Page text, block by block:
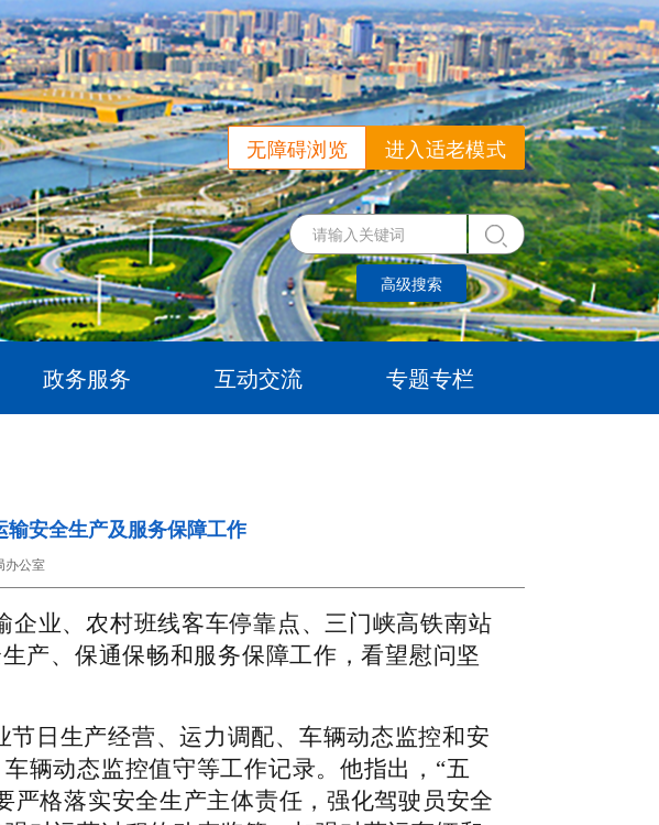
无障碍浏览 进入适老模式
高级搜索
政务服务 互动交流 专题专栏
安全生产及服务保障工作
办公室
业、农村班线客车停靠点、三门峡高铁南站
产、保通保畅和服务保障工作，看望慰问坚
日生产经营、运力调配、车辆动态监控和安
辆动态监控值守等工作记录。他指出，“五
严格落实安全生产主体责任，强化驾驶员安全